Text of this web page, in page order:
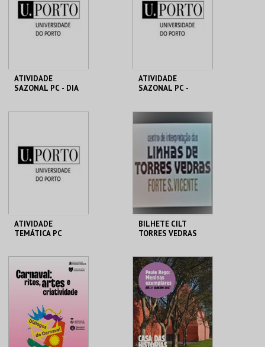
MAIS INFO
COMPRAR
MAIS INFO
COMPRAR
ATIVIDADE
SAZONAL PC - DIA
MAIS INFO
COMPRAR
ATIVIDADE
SAZONAL PC -
CENTRAL
MAIS INFO
COMPRAR
ATIVIDADE
TEMÁTICA PC
MHNC-UP - POLO
CENTRAL
COMPRAR
BILHETE CILT
TORRES VEDRAS
MUSEU MUNICIPAL T.
VEDRAS
MAIS INFO
COMPRAR